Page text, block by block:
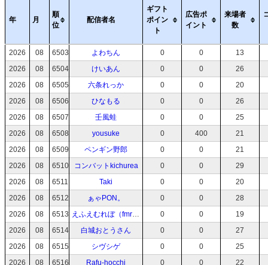
年 月
順
位
配信者名
ギフト
ポイン
ト
広告ポ
イント
来場者
数
2026 08 6503 よわちん 0 0
13
2026
08 6504 けいあん 0 0
26
2026
08 6505 六条れっか 0 0
20
2026
08 6506 ひなもる 0 0
26
2026
08 6507 壬風蛙 0 0
25
2026
08 6508 yousuke 0 400
21
2026
08 6509 ペンギン野郎 0 0
21
2026
08 6510 コンバットkichurea 0 0
29
2026
08 6511 Taki 0 0
20
2026
08 6512 ぁゃPON。 0 0
28
2026
08 6513 えふえむれぼ（fmrevo） 0 0
19
2026
08 6514 白城おとうさん 0 0
27
2026
08 6515 シヴシゲ 0 0
25
2026
08 6516 Rafu-hocchi 0 0
22